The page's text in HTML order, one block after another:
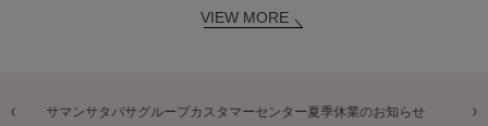
VIEW MORE
商品に関するお詫びとお知らせ